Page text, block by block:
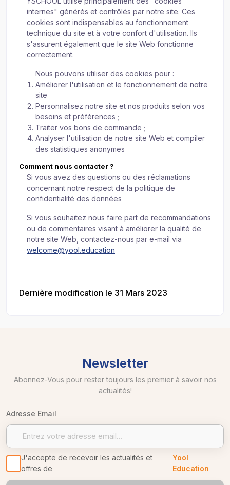
internes" générés et contrôlés par notre site. Ces
cookies sont indispensables au fonctionnement
technique du site et à votre confort d'utilisation. Ils
s'assurent également que le site Web fonctionne
correctement.
Nous pouvons utiliser des cookies pour :
Améliorer l'utilisation et le fonctionnement de notre
site
Personnalisez notre site et nos produits selon vos
besoins et préférences ;
Traiter vos bons de commande ;
Analyser l'utilisation de notre site Web et compiler
des statistiques anonymes
Comment nous contacter ?
Si vous avez des questions ou des réclamations
concernant notre respect de la politique de
confidentialité des données
Si vous souhaitez nous faire part de recommandations
ou de commentaires visant à améliorer la qualité de
notre site Web, contactez-nous par e-mail via
welcome@yool.education
Dernière modification le 31 Mars 2023
Newsletter
Abonnez-Vous pour rester toujours les premier à savoir nos
actualités!
Adresse Email
J'accepte de recevoir les actualités et
offres de
Yool
Education